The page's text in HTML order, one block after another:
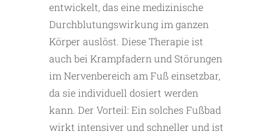
entwickelt, das eine medizinische
Durchblutungswirkung im ganzen
Körper auslöst. Diese Therapie ist
auch bei Krampfadern und Störungen
im Nervenbereich am Fuß einsetzbar,
da sie individuell dosiert werden
kann. Der Vorteil: Ein solches Fußbad
wirkt intensiver und schneller und ist